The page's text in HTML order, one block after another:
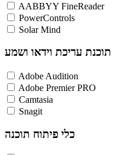
AABBYY FineReader
PowerControls
Solar Mind
תוכנת עריכת וידאו ושמע
Adobe Audition
Adobe Premier PRO
Camtasia
Snagit
כלי פיתוח תוכנה